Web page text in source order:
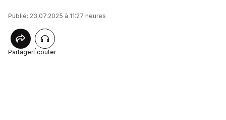
Publié: 23.07.2025 à 11:27 heures
PartagerÉcouter